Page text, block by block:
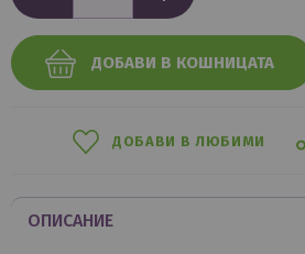
ДОБАВИ В КОШНИЦАТА
ДОБАВИ В ЛЮБИМИ
ОПИСАНИЕ